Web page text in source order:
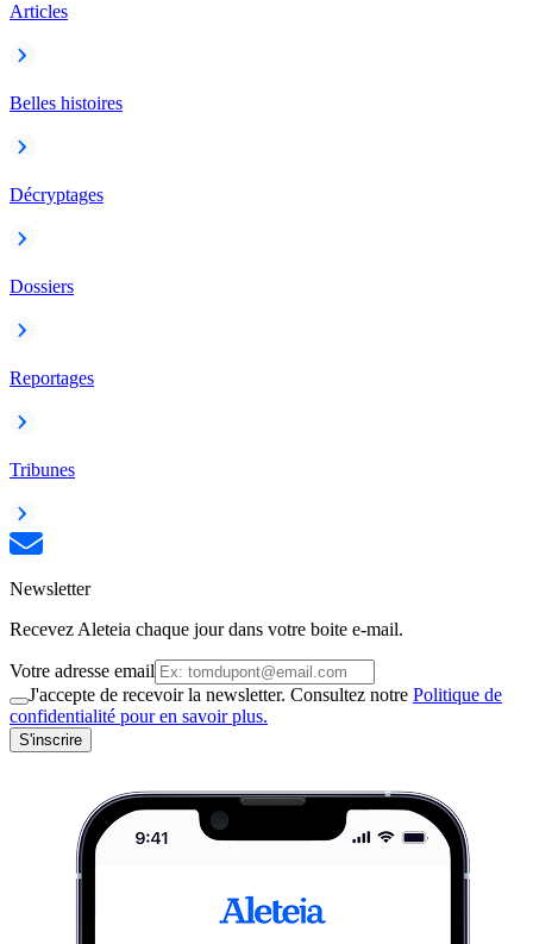
Articles
Belles histoires
Décryptages
Dossiers
Reportages
Tribunes
Newsletter
Recevez Aleteia chaque jour dans votre boite e-mail.
Votre adresse email
J'accepte de recevoir la newsletter. Consultez notre Politique de
confidentialité pour en savoir plus.
S'inscrire